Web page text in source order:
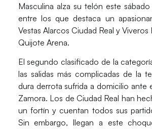
Masculina alza su telón este
entre los que destaca un
Vestas Alarcos Ciudad Real yViveros
Quijote Arena.
El segundo clasificado de la
las salidas más complicadas de la
dura derrota sufrida a domicilio ante
Zamora. Los de Ciudad Real han
un fortín y cuentan todos sus
Sin embargo, llegan a este